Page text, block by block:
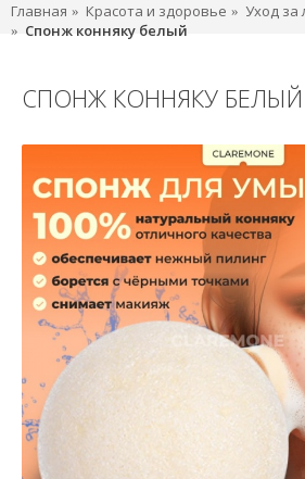
Главная Красота и здоровье
Уход за
Спонж конняку белый
СПОНЖ КОННЯКУ БЕЛЫЙ